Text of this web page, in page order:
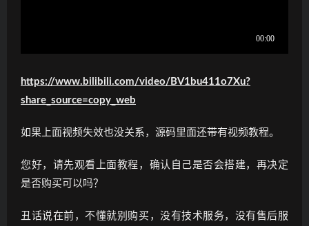
https://www.bilibili.com/video/BV1bu411o7Xu?
share_source=copy_web
如果上面视频失效也没关系，源码里面还带有视频教程。
您好，请先观看上面教程，确认自己是否会搭建，再决定
是否购买可以吗？
丑话说在前，不懂就别购买，没有技术服务，没有售后服